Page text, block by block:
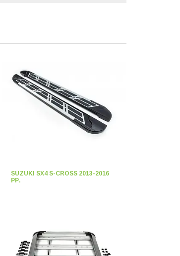
SUZUKI SX4 S-CROSS 2013-2016
РР.